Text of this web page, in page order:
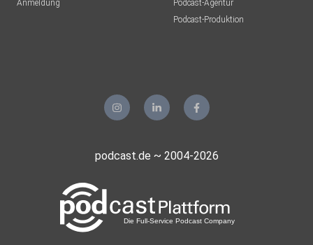
Anmeldung
Podcast-Agentur
Podcast-Produktion
podcast.de ~ 2004-2026